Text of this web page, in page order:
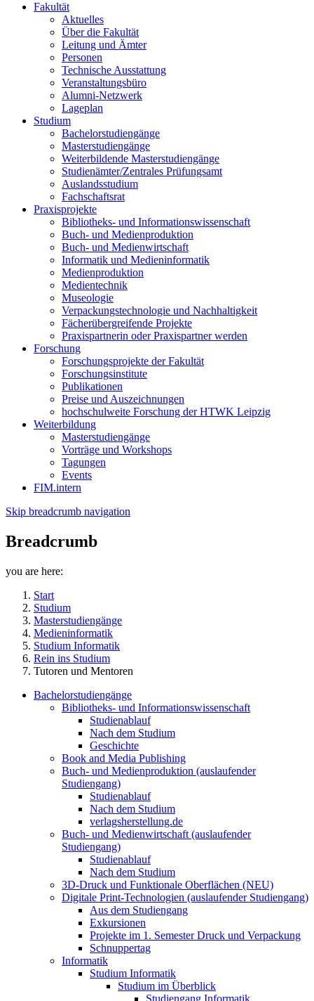
Fakultät
Aktuelles
Über die Fakultät
Leitung und Ämter
Personen
Technische Ausstattung
Veranstaltungsbüro
Alumni-Netzwerk
Lageplan
Studium
Bachelorstudiengänge
Masterstudiengänge
Weiterbildende Masterstudiengänge
Studienämter/Zentrales Prüfungsamt
Auslandsstudium
Fachschaftsrat
Praxisprojekte
Bibliotheks- und Informationswissenschaft
Buch- und Medienproduktion
Buch- und Medienwirtschaft
Informatik und Medieninformatik
Medienproduktion
Medientechnik
Museologie
Verpackungstechnologie und Nachhaltigkeit
Fächerübergreifende Projekte
Praxispartnerin oder Praxispartner werden
Forschung
Forschungsprojekte der Fakultät
Forschungsinstitute
Publikationen
Preise und Auszeichnungen
hochschulweite Forschung der HTWK Leipzig
Weiterbildung
Masterstudiengänge
Vorträge und Workshops
Tagungen
Events
FIM.intern
Skip breadcrumb navigation
Breadcrumb
you are here:
Start
Studium
Masterstudiengänge
Medieninformatik
Studium Informatik
Rein ins Studium
Tutoren und Mentoren
Bachelorstudiengänge
Bibliotheks- und Informationswissenschaft
Studienablauf
Nach dem Studium
Geschichte
Book and Media Publishing
Buch- und Medienproduktion (auslaufender
Studiengang)
Studienablauf
Nach dem Studium
verlagsherstellung.de
Buch- und Medienwirtschaft (auslaufender
Studiengang)
Studienablauf
Nach dem Studium
3D-Druck und Funktionale Oberflächen (NEU)
Digitale Print-Technologien (auslaufender Studiengang)
Aus dem Studiengang
Exkursionen
Projekte im 1. Semester Druck und Verpackung
Schnuppertag
Informatik
Studium Informatik
Studium im Überblick